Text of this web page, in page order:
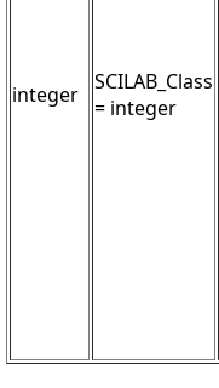
integer SCILAB_Class
= integer